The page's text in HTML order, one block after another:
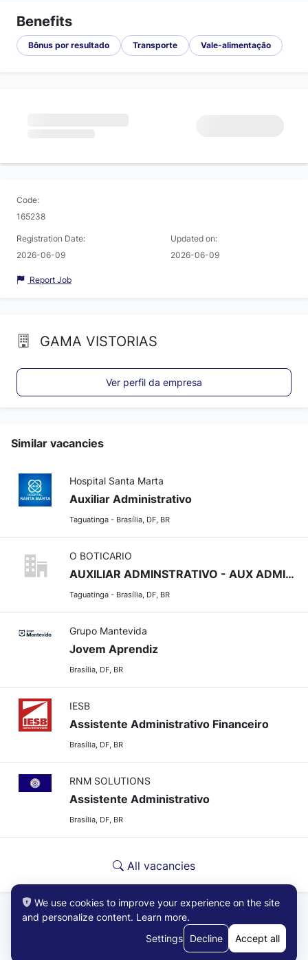
Benefits
Bônus por resultado Transporte Vale-alimentação
Code:
165238
Registration Date:
2026-06-09
Updated on:
2026-06-09
Report Job
GAMA VISTORIAS
Ver perfil da empresa
Similar vacancies
Hospital Santa Marta
Auxiliar Administrativo
Taguatinga - Brasília, DF, BR
O BOTICARIO
AUXILIAR ADMINSTRATIVO - AUX ADMINISTRATIVO
Taguatinga - Brasília, DF, BR
Grupo Mantevida
Jovem Aprendiz
Brasília, DF, BR
IESB
Assistente Administrativo Financeiro
Brasília, DF, BR
RNM SOLUTIONS
Assistente Administrativo
Brasília, DF, BR
All vacancies
We use cookies to improve your experience on the site
and personalize content. Learn more.
Settings
Decline Accept all